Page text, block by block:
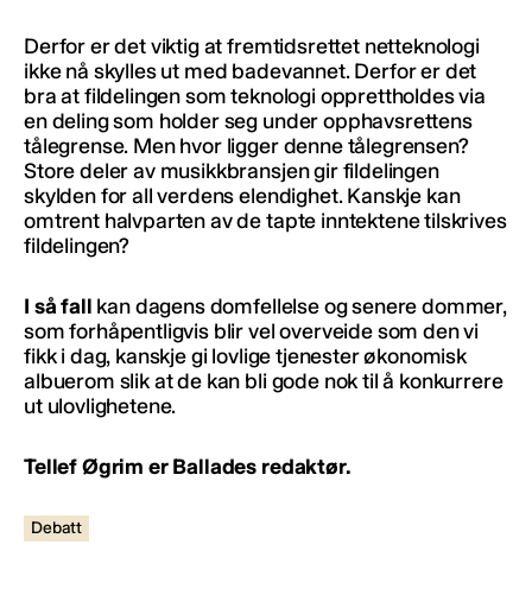
Derfor er det viktig at fremtidsrettet netteknologi
ikke nå skylles ut med badevannet. Derfor er det
bra at fildelingen som teknologi opprettholdes via
en deling som holder seg under opphavsrettens
tålegrense. Men hvor ligger denne tålegrensen?
Store deler av musikkbransjen gir fildelingen
skylden for all verdens elendighet. Kanskje kan
omtrent halvparten av de tapte inntektene tilskrives
fildelingen?
I så fall kan dagens domfellelse og senere dommer,
som forhåpentligvis blir vel overveide som den vi
fikk i dag, kanskje gi lovlige tjenester økonomisk
albuerom slik at de kan bli gode nok til å konkurrere
ut ulovlighetene.
Tellef Øgrim er Ballades redaktør.
Debatt